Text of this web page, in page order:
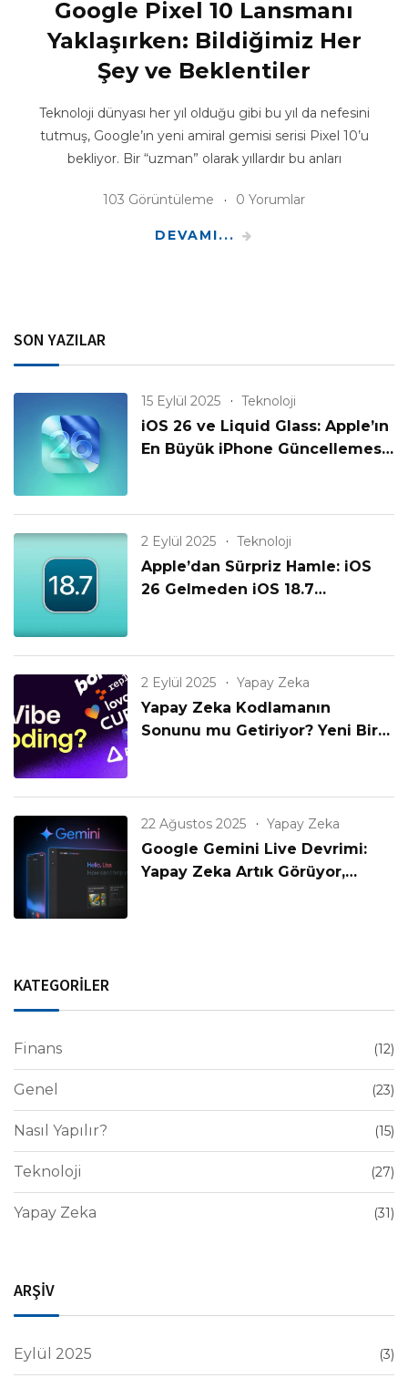
Google Pixel 10 Lansmanı
Yaklaşırken: Bildiğimiz Her
Şey ve Beklentiler
Teknoloji dünyası her yıl olduğu gibi bu yıl da nefesini
tutmuş, Google’ın yeni amiral gemisi serisi Pixel 10’u
bekliyor. Bir “uzman” olarak yıllardır bu anları
103 Görüntüleme 0 Yorumlar
DEVAMI...
SON YAZILAR
15 Eylül 2025 Teknoloji
iOS 26 ve Liquid Glass: Apple’ın
En Büyük iPhone Güncellemesi
2 Eylül 2025 Teknoloji
Apple’dan Sürpriz Hamle: iOS
26 Gelmeden iOS 18.7
2 Eylül 2025 Yapay Zeka
Yapay Zeka Kodlamanın
Sonunu mu Getiriyor? Yeni Bir
22 Ağustos 2025 Yapay Zeka
Google Gemini Live Devrimi:
Yapay Zeka Artık Görüyor,
KATEGORİLER
Finans (12)
Genel (23)
Nasıl Yapılır? (15)
Teknoloji (27)
Yapay Zeka (31)
ARŞİV
Eylül 2025 (3)